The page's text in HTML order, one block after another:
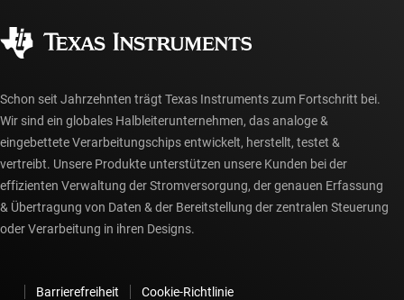
myTI-Konto FAQs
Schon seit Jahrzehnten trägt Texas Instruments zum Fortschritt bei.
Wir sind ein globales Halbleiterunternehmen, das analoge &
eingebettete Verarbeitungschips entwickelt, herstellt, testet &
vertreibt. Unsere Produkte unterstützen unsere Kunden bei der
effizienten Verwaltung der Stromversorgung, der genauen Erfassung
& Übertragung von Daten & der Bereitstellung der zentralen Steuerung
oder Verarbeitung in ihren Designs.
Barrierefreiheit
Cookie-Richtlinie